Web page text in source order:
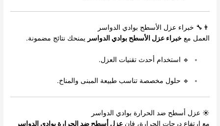
👨‍🔧 خبراء عزل الأسطح بوادي الدواسر
العمل معخبراء عزل الأسطح بوادي الدواسر يمنحك نتائج مضمونة.
🔹 استخدام أحدث تقنيات العزل.
🔹 حلول مخصصة تناسب طبيعة المبنى والمناخ.
☀ عزل أسطح ضد الحرارة بوادي الدواسر
مع ارتفاع درجات الحرارة، فإنعزل أسطح ضد الحرارة بوادي الدواسر